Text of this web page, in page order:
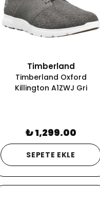
Timberland
Timberland Oxford
Killington A1ZWJ Gri
₺ 1,299.00
SEPETE EKLE